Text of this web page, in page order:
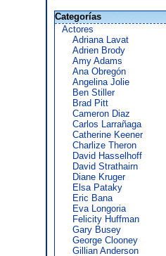
Categorías
Actores
Adriana Lavat
Adrien Brody
Amy Adams
Ana Obregón
Angelina Jolie
Ben Stiller
Brad Pitt
Cameron Diaz
Carlos Larrañaga
Catherine Keener
Charlize Theron
David Hasselhoff
David Strathairn
Diane Kruger
Elsa Pataky
Eric Bana
Eva Longoria
Felicity Huffman
Gary Busey
George Clooney
Gillian Anderson